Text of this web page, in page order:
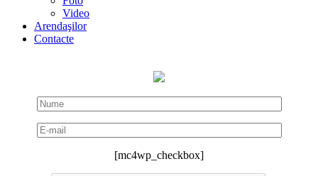
Video
Arendaşilor
Contacte
[mc4wp_checkbox]